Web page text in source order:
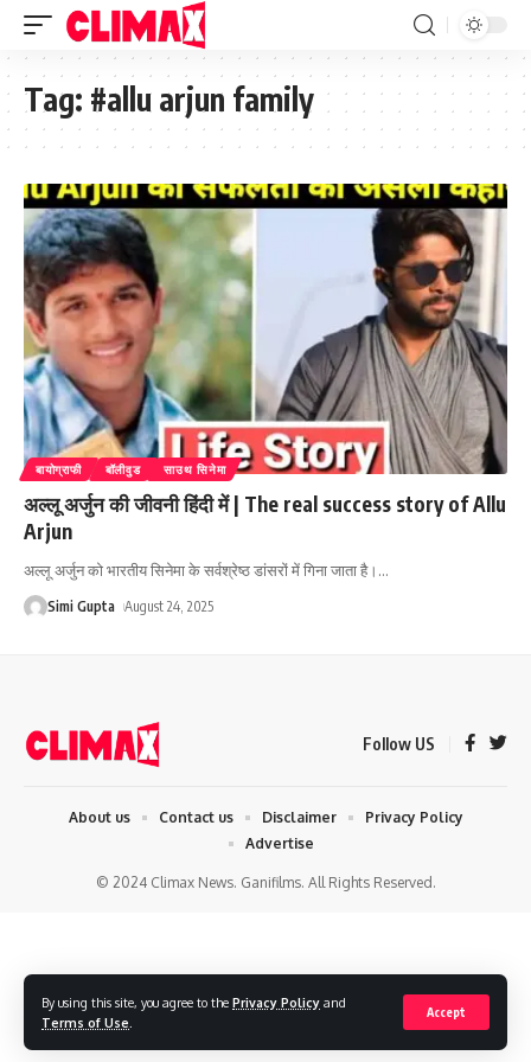
By using this site, you agree to the Privacy Policy and
Terms of Use
Accept
Tag: #allu arjun family
बायोग्राफी बॉलीवुड साउथ सिनेमा
अल्लू अर्जुन की जीवनी हिंदी में | The real success story of Allu
Arjun
अल्लू अर्जुन को भारतीय सिनेमा के सर्वश्रेष्ठ डांसरों में गिना जाता है। …
Simi Gupta August 24, 2025
Follow US
© 2024 Climax News. Ganifilms. All Rights Reserved.
About us Contact us Disclaimer
Privacy Policy
Advertise